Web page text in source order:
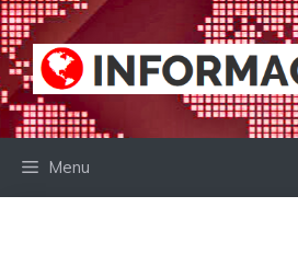
Preskočiť
na
obsah
Menu